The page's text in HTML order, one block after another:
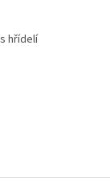
hřídelí